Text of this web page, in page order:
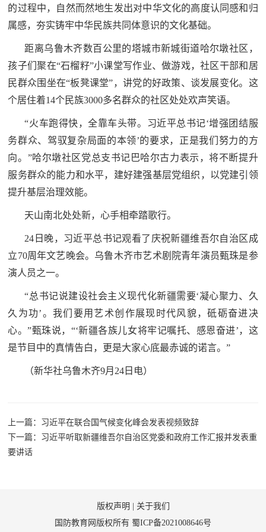
的过程中，自然而然地生发出对中华文化的高度认同感和归
属感，夯实铸牢中华民族共同体意识的文化基础。
距离乌鲁木齐数百公里的塔城市新城街道哈尔墩社区，
孩子们聚在“石榴籽”小课堂写作业、做游戏，社区干部和居
民群众围坐在“板凳课堂”，讲党的好政策、谈发展变化。这
个居住着14个民族3000多名群众的社区处处欢声笑语。
“火车跑得快，全靠车头带。习近平总书记‘增强团结服
务群众、驾驭复杂局面的本领’的要求，正是我们努力的方
向。”哈尔墩社区党总支书记巴哈尔古力表示，将不断提升
服务群众的能力和水平，建好建强基层党组织，以党建引领
提升基层治理效能。
天山南北处处新，心手相牵踏歌行。
24日晚，习近平总书记观看了庆祝新疆维吾尔自治区成
立70周年文艺晚会。乌鲁木齐市艺术剧院青年演员甄珠是参
演人员之一。
“总书记说建设社会主义现代化新疆需要‘凝心聚力、久
久为功’。我们要用艺术创作展现时代风貌，砥砺奋进决
心。”甄珠说，“‘新疆各族儿女将牢记嘱托、感恩奋进’，这
是节目中的真情告白，更是大家心底最赤诚的诺言。”
（新华社乌鲁木齐9月24日电）
上一篇：习近平在联合国气候变化峰会发表视频致辞
下一篇：习近平听取新疆维吾尔自治区党委和政府工作汇报并发表重
要讲话
版权声明
关于我们
国防教育网版权所有 蜀ICP备2021008646号